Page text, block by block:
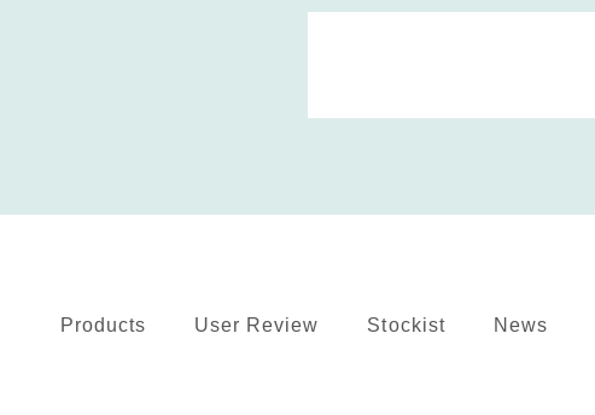
Products User Review Stockist News